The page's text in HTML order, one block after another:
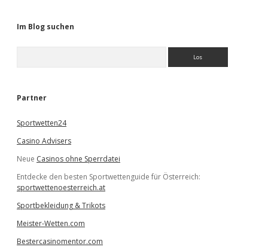
Im Blog suchen
e
Partner
Sportwetten24
Casino Advisers
Neue Casinos ohne Sperrdatei
Entdecke den besten Sportwettenguide für Österreich:
sportwettenoesterreich.at
Sportbekleidung & Trikots
Meister-Wetten.com
Bestercasinomentor.com